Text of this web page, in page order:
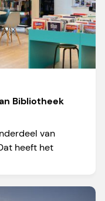
Bibliotheek
van
heeft het